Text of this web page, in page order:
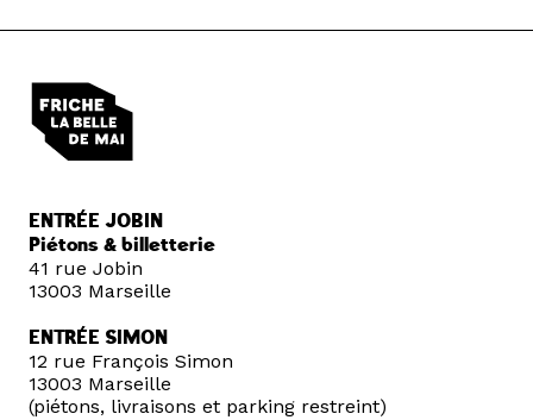
ENTRÉE JOBIN
Piétons & billetterie
41 rue Jobin
13003 Marseille
ENTRÉE SIMON
12 rue François Simon
13003 Marseille
(piétons, livraisons et parking restreint)